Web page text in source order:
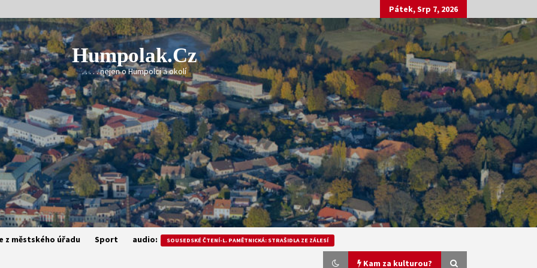
Pátek, Srp 7, 2026
Humpolak.cz
. . . . . nejen o Humpolci a okolí
z městského úřadu Sport audio: SOUSEDSKÉ ČTENÍ-L. PAMĚTNICKÁ: STRAŠIDLA ZE ZÁLESÍ
Kam za kulturou?